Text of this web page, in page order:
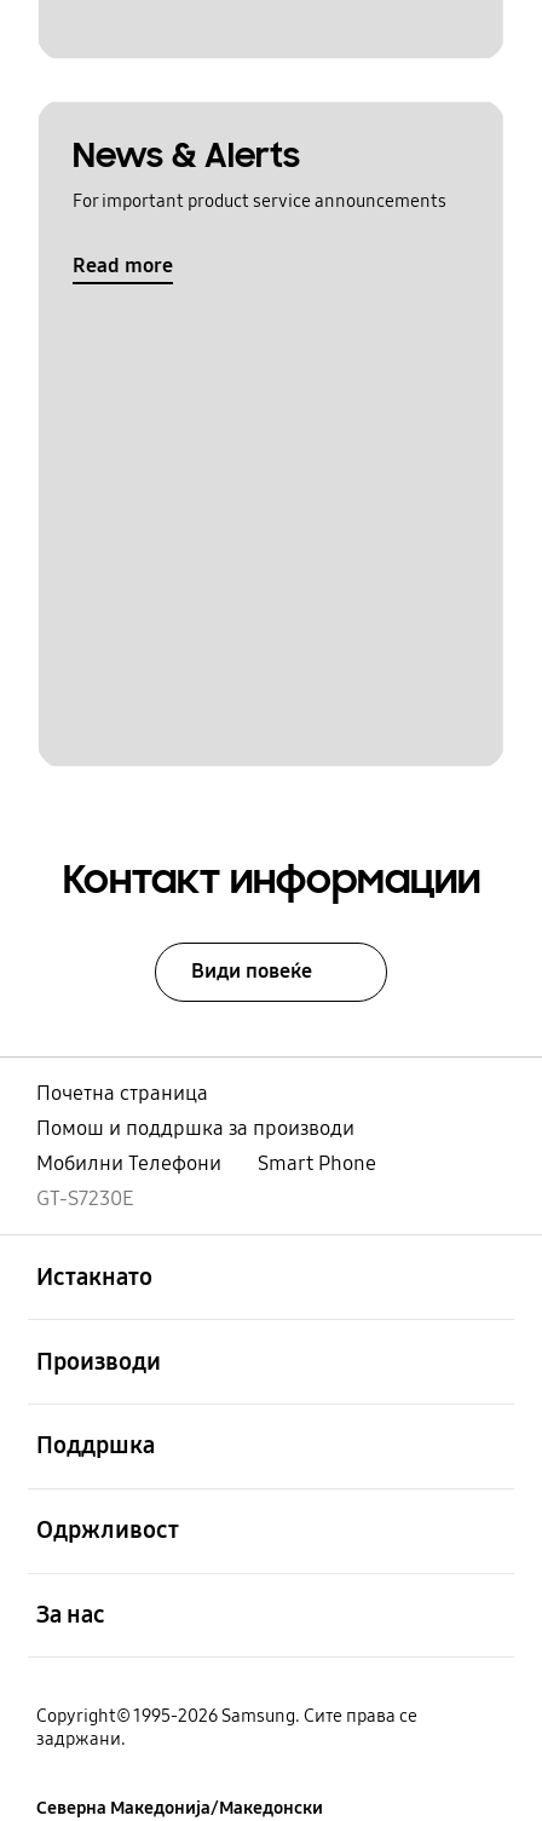
News & Alerts
For important product service announcements
Read more
Контакт информации
Види повеќе
Почетна страница
Помош и поддршка за производи
Мобилни Телефони
Smart Phone
GT-S7230E
Истакнато
Производи
Поддршка
Одржливост
За нас
Copyright© 1995-2026 Samsung. Сите права се
задржани.
Северна Македонија/Македонски